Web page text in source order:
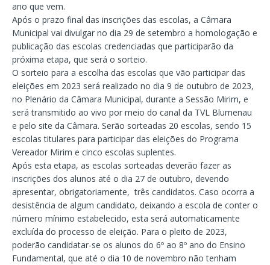
ano que vem.
Após o prazo final das inscrições das escolas, a Câmara
Municipal vai divulgar no dia 29 de setembro a homologação e
publicação das escolas credenciadas que participarão da
próxima etapa, que será o sorteio.
O sorteio para a escolha das escolas que vão participar das
eleições em 2023 será realizado no dia 9 de outubro de 2023,
no Plenário da Câmara Municipal, durante a Sessão Mirim, e
será transmitido ao vivo por meio do canal da TVL Blumenau
e pelo site da Câmara. Serão sorteadas 20 escolas, sendo 15
escolas titulares para participar das eleições do Programa
Vereador Mirim e cinco escolas suplentes.
Após esta etapa, as escolas sorteadas deverão fazer as
inscrições dos alunos até o dia 27 de outubro, devendo
apresentar, obrigatoriamente, três candidatos. Caso ocorra a
desistência de algum candidato, deixando a escola de conter o
número mínimo estabelecido, esta será automaticamente
excluída do processo de eleição. Para o pleito de 2023,
poderão candidatar-se os alunos do 6º ao 8º ano do Ensino
Fundamental, que até o dia 10 de novembro não tenham